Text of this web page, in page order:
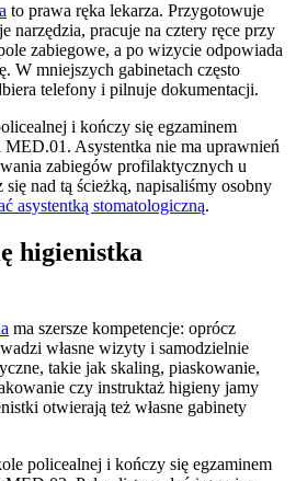
to prawa ręka lekarza. Przygotowuje
narzędzia, pracuje na cztery ręce przy
zabiegowe, a po wizycie odpowiada
W mniejszych gabinetach często
telefony i pilnuje dokumentacji.
i kończy się egzaminem
Asystentka nie ma uprawnień
zabiegów profilaktycznych u
się nad tą ścieżką, napisaliśmy osobny
asystentką stomatologiczną.
higienistka
ma szersze kompetencje: oprócz
własne wizyty i samodzielnie
takie jak skaling, piaskowanie,
czy instruktaż higieny jamy
otwierają też własne gabinety
policealnej i kończy się egzaminem